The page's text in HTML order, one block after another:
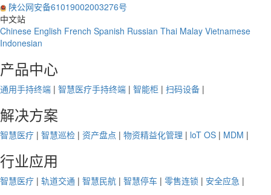
陕公网安备61019002003276号
中文站
Chinese English French Spanish Russian Thai Malay Vietnamese
Indonesian
产品中心
通用手持终端 | 智慧医疗手持终端 | 智能柜 | 扫码设备 |
解决方案
智慧医疗 | 智慧巡检 | 资产盘点 | 物资精益化管理 | loT OS | MDM |
行业应用
智慧医疗 | 轨道交通 | 智慧民航 | 智慧停车 | 零售连锁 | 安全应急 |